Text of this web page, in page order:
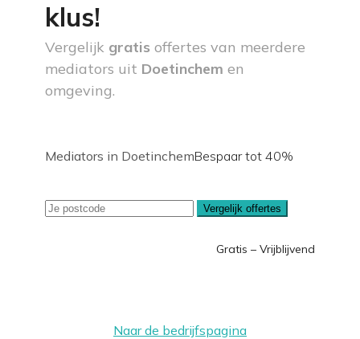
klus!
Vergelijk gratis offertes van meerdere
mediators uit Doetinchem en
omgeving.
Mediators in DoetinchemBespaar tot 40%
Vergelijk offertes
Gratis – Vrijblijvend
Naar de bedrijfspagina